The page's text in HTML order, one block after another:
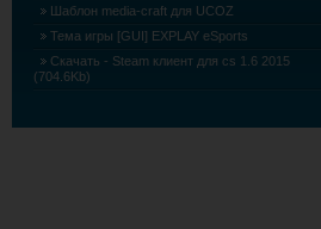
Шаблон media-craft для UCOZ
Тема игры [GUI] EXPLAY eSports
Скачать - Steam клиент для cs 1.6 2015
(704.6Kb)